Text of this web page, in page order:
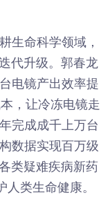
生命科学领域，
代升级。郭春龙
电镜产出效率提
，让冷冻电镜走
完成成千上万台
数据实现百万级
类疑难疾病新药
人类生命健康。